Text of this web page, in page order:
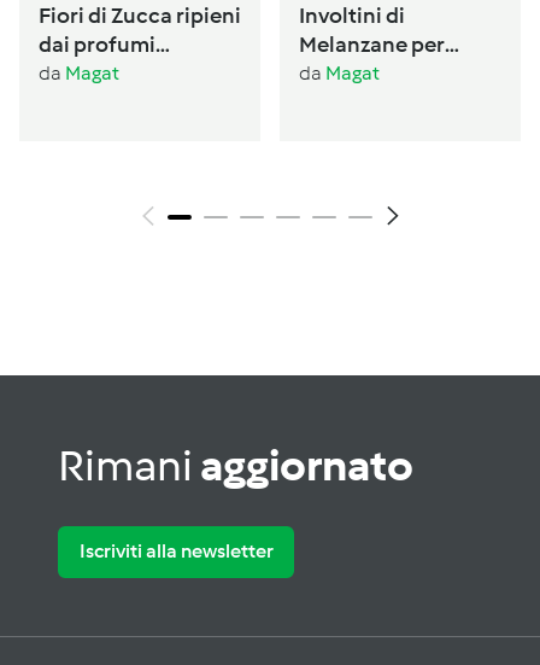
Fiori di Zucca ripieni
dai profumi
Ogliastrini
da Magat
Involtini di
Melanzane per
antipasto /conserva
da Magat
Rimani aggiornato
Iscriviti alla newsletter